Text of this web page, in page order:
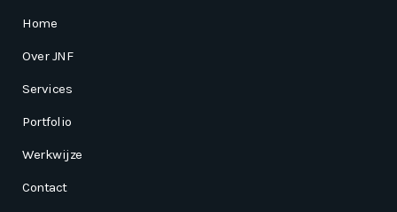
Home
Over JNF
Services
Portfolio
Werkwijze
Contact